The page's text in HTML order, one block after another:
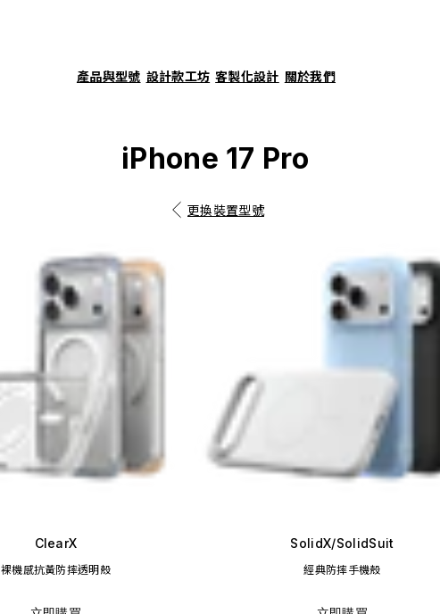
產品與型號 設計款工坊 客製化設計 關於我們
iPhone 17 Pro
更換裝置型號
ClearX
裸機感抗黃防摔透明殼
SolidX/SolidSuit
經典防摔手機殼